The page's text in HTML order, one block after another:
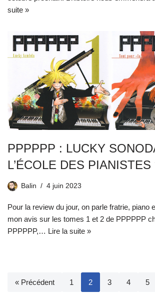
suite »
PPPPPP : LUCKY
L’ÉCOLE DES PIANISTES
Balin 4 juin 2023
Pour la review du jour, on parle fratrie, piano
mon avis sur les tomes 1 et 2 de PPPPPP
PPPPPP,… Lire la suite »
« Précédent 1 2 3 4 5